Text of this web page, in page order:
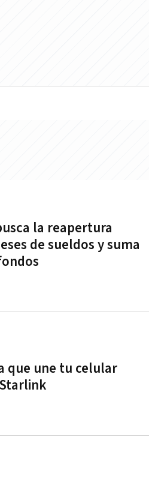
la reapertura
de sueldos y suma
que une tu celular